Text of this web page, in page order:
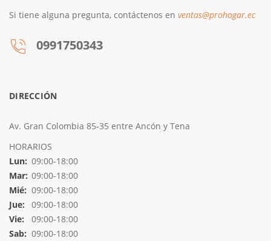
Si tiene alguna pregunta, contáctenos en ventas@prohogar.ec
0991750343
DIRECCIÓN
Av. Gran Colombia 85-35 entre Ancón y Tena
HORARIOS
Lun: 09:00-18:00
Mar: 09:00-18:00
Mié: 09:00-18:00
Jue:
09:00-18:00
Vie:
09:00-18:00
Sab: 09:00-18:00